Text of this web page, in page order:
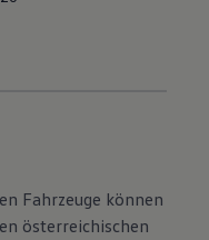
Fahrzeuge können
österreichischen